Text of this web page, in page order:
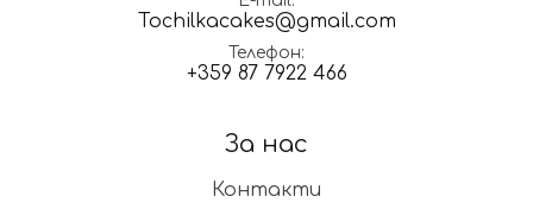
За нас
Контакти
Tochilkacakes@gmail.com
Телефон
+359 87 7922 466